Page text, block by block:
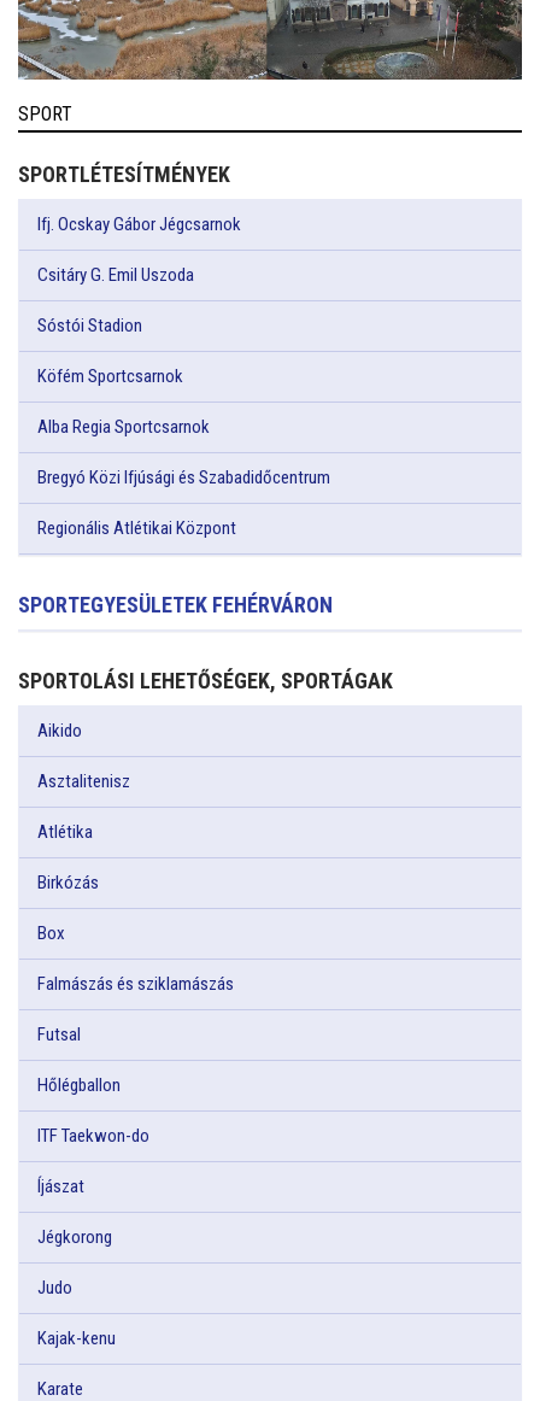
SPORT
SPORTLÉTESÍTMÉNYEK
Ifj. Ocskay Gábor Jégcsarnok
Csitáry G. Emil Uszoda
Sóstói Stadion
Köfém Sportcsarnok
Alba Regia Sportcsarnok
Bregyó Közi Ifjúsági és Szabadidőcentrum
Regionális Atlétikai Központ
SPORTEGYESÜLETEK FEHÉRVÁRON
SPORTOLÁSI LEHETŐSÉGEK, SPORTÁGAK
Aikido
Asztalitenisz
Atlétika
Birkózás
Box
Falmászás és sziklamászás
Futsal
Hőlégballon
ITF Taekwon-do
Íjászat
Jégkorong
Judo
Kajak-kenu
Karate